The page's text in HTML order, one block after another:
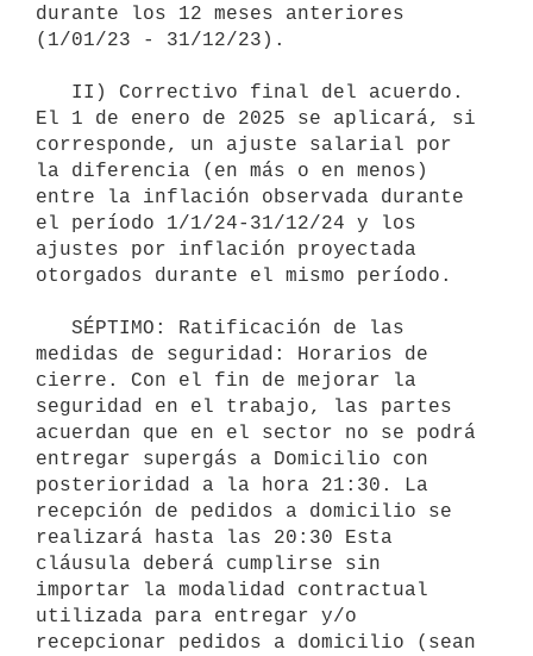
durante los 12 meses anteriores
(1/01/23 - 31/12/23).
El 1 de enero de 2025 se aplicará, si
corresponde, un ajuste salarial por
la diferencia (en más o en menos)
entre la inflación observada durante
el período 1/1/24-31/12/24 y los
ajustes por inflación proyectada
otorgados durante el mismo período.
medidas de seguridad: Horarios de
cierre. Con el fin de mejorar la
seguridad en el trabajo, las partes
acuerdan que en el sector no se podrá
entregar supergás a Domicilio con
posterioridad a la hora 21:30. La
recepción de pedidos a domicilio se
realizará hasta las 20:30 Esta
cláusula deberá cumplirse sin
importar la modalidad contractual
utilizada para entregar y/o
recepcionar pedidos a domicilio (sean